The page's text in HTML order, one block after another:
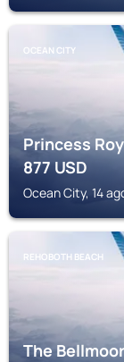
OCEAN CITY
Princess
877USD
Ocean City, 14
REHOBOTH BEACH
The